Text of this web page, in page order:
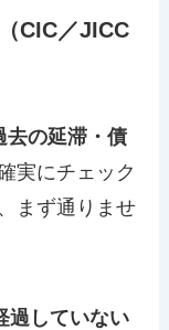
CIC／JICC
去の延滞・債
実にチェック
まず通りませ
過していない